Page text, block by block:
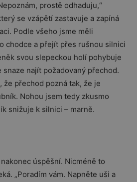
prostě odhaduju,“
se vzápětí zastavuje a zapíná
Podle všeho jsme měli
chodce a přejít přes rušnou silnici
svou slepeckou holí pohybuje
snaze najít požadovaný přechod.
že přechod pozná tak, že je
Nohou jsem tedy zkusmo
snižuje k silnici – marně.
úspěšní. Nicméně to
„Poradím vám. Napněte uši a